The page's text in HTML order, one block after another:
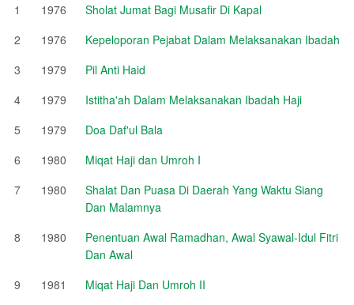
1
1976
Sholat Jumat Bagi Musafir Di Kapal
2
1976
Kepeloporan Pejabat Dalam Melaksanakan Ibadah
3
1979
Pil Anti Haid
4
1979
Istitha'ah Dalam Melaksanakan Ibadah Haji
5
1979
Doa Daf'ul Bala
6
1980
Miqat Haji dan Umroh I
7
1980
Shalat Dan Puasa Di Daerah Yang Waktu Siang
Dan Malamnya
8
1980
Penentuan Awal Ramadhan, Awal Syawal-Idul Fitri
Dan Awal
9
1981
Miqat Haji Dan Umroh II